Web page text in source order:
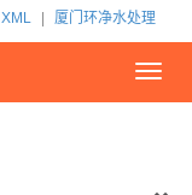
XML 厦门环净水处理